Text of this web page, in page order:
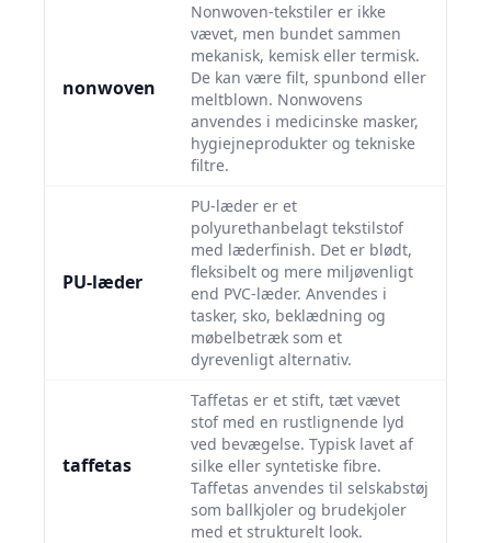
nonwoven
Nonwoven-tekstiler er ikke
vævet, men bundet sammen
mekanisk, kemisk eller termisk.
De kan være filt, spunbond eller
meltblown. Nonwovens
anvendes i medicinske masker,
hygiejneprodukter og tekniske
filtre.
PU-læder
PU-læder er et
polyurethanbelagt tekstilstof
med læderfinish. Det er blødt,
fleksibelt og mere miljøvenligt
end PVC-læder. Anvendes i
tasker, sko, beklædning og
møbelbetræk som et
dyrevenligt alternativ.
taffetas
Taffetas er et stift, tæt vævet
stof med en rustlignende lyd
ved bevægelse. Typisk lavet af
silke eller syntetiske fibre.
Taffetas anvendes til selskabstøj
som ballkjoler og brudekjoler
med et strukturelt look.